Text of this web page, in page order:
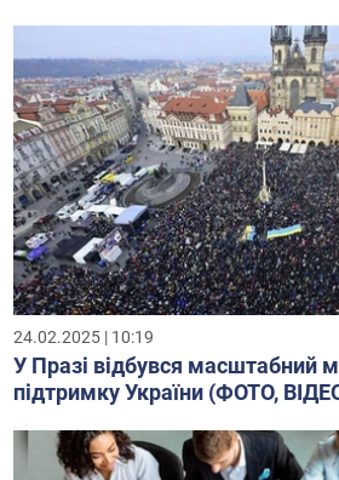
24.02.2025 | 10:19
У Празі відбувся масштабний
підтримку України (ФОТО,